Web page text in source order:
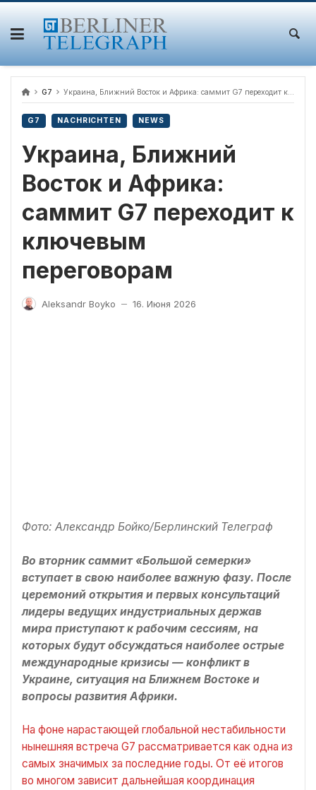
Skip
content
G7 Украина, Ближний Восток и Африка: саммит G7 переходит к ключевым переговорам
G7 NACHRICHTEN NEWS
Украина, Ближний
Восток и Африка:
саммит G7 переходит к
ключевым
переговорам
Aleksandr Boyko — 16. Июня 2026
Фото: Александр Бойко/Берлинский Телеграф
Во вторник саммит «Большой семерки»
вступает в свою наиболее важную фазу. После
церемоний открытия и первых консультаций
лидеры ведущих индустриальных держав
мира приступают к рабочим сессиям, на
которых будут обсуждаться наиболее острые
международные кризисы — конфликт в
Украине, ситуация на Ближнем Востоке и
вопросы развития Африки.
На фоне нарастающей глобальной нестабильности
нынешняя встреча G7 рассматривается как одна из
самых значимых за последние годы. От её итогов
во многом зависит дальнейшая координация